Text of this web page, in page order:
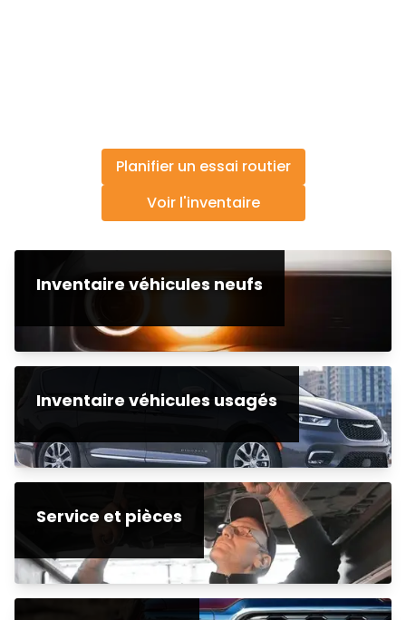
Planifier un essai routier
Voir l'inventaire
Inventaire véhicules neufs
Inventaire véhicules usagés
Service et pièces